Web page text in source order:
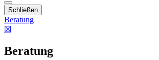
Schließen
Beratung
☒
Beratung